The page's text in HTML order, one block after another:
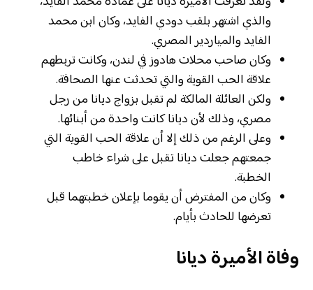
والذي اشتهر بلقب دودي الفايد، وكان ابن محمد
الفايد والمياردير المصري.
وكان صاحب محلات هادوز في لندن، وكانت تربطهم
علاقة الحب القوية والتي تحدثت عنها الصحافة.
ولكن العائلة المالكة لم تقبل بزواج ديانا من رجل
مصري، وذلك لأن ديانا كانت واحدة من أبنائها.
وعلى الرغم من ذلك إلا أن علاقة الحب القوية التي
جمعتهم جعلت ديانا تقبل على شراء خاطب
الخطبة.
وكان من المفترض أن يقوما بإعلان خطبتهما قبل
تعرضها للحادث بأيام.
وفاة الأميرة ديانا